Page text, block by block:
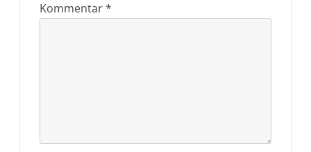
Kommentar*